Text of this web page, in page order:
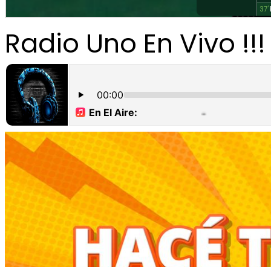
Radio Uno En Vivo !!!